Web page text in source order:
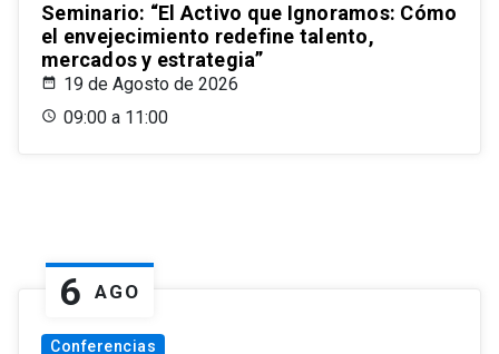
Seminario: “El Activo que Ignoramos: Cómo
el envejecimiento redefine talento,
mercados y estrategia”
19 de Agosto de 2026
09:00 a 11:00
6 AGO
Conferencias